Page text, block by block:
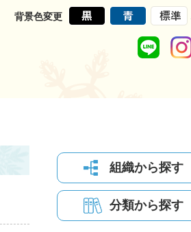
背景色変更
組織から探す
分類から探す